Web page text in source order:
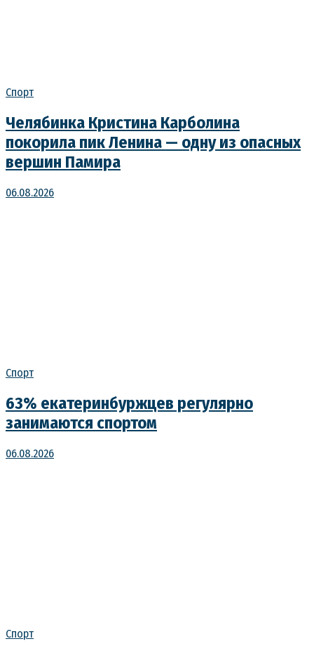
Спорт
Челябинка Кристина Карболина
покорила пик Ленина — одну из опасных
вершин Памира
06.08.2026
Спорт
63% екатеринбуржцев регулярно
занимаются спортом
06.08.2026
Спорт